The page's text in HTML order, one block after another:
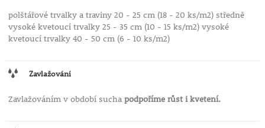
polštářové trvalky a traviny 20 - 25 cm (18 - 20 ks/m2) středně
vysoké kvetoucí trvalky 25 - 35 cm (10 - 15 ks/m2) vysoké
kvetoucí trvalky 40 - 50 cm (6 - 10 ks/m2)
Zavlažování
Zavlažováním v období sucha podpoříme růst i kvetení.